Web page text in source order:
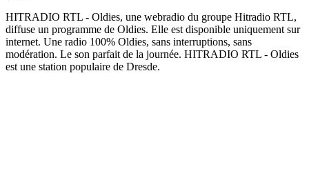
HITRADIO RTL - Oldies, une webradio du groupe Hitradio RTL,
diffuse un programme de Oldies. Elle est disponible uniquement sur
internet. Une radio 100% Oldies, sans interruptions, sans
modération. Le son parfait de la journée. HITRADIO RTL - Oldies
est une station populaire de Dresde.